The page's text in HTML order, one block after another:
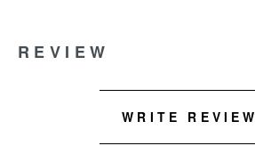
REVIEW
WRITE REVIEW